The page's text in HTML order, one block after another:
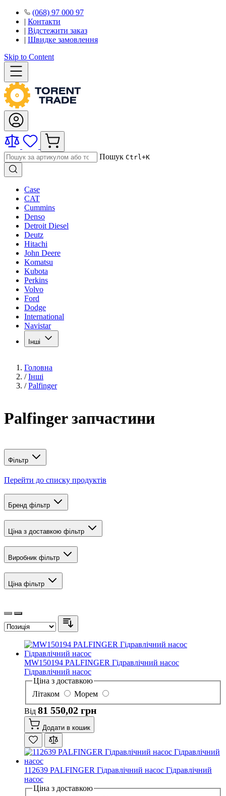
(068) 97 000 97
| Контакти
| Відстежити заказ
| Швидке замовлення
Skip to Content
Пошук Ctrl+K
Case
CAT
Cummins
Denso
Detroit Diesel
Deutz
Hitachi
John Deere
Komatsu
Kubota
Perkins
Volvo
Ford
Dodge
International
Navistar
Інші
Головна
/ Інші
/ Palfinger
Palfinger запчастини
Фільтр
Перейти до списку продуктів
Бренд фільтр
Ціна з доставкою фільтр
Виробник фільтр
Ціна фільтр
MW150194 PALFINGER Гідравлічний насос
Гідравлічний насос
Ціна з доставкою
Літаком
Морем
Від 81 550,02 грн
Додати в кошик
112639 PALFINGER Гідравлічний насос Гідравлічний
насос
Ціна з доставкою